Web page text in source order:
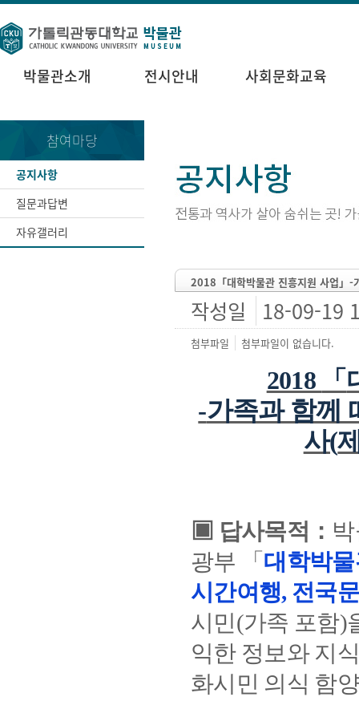
박물관소개 전시안내 사회문화교육
참여마당
공지사항
질문과답변
자유갤러리
2018「대학박물관 진흥지원 사업」-
작성일 18-09-19
첨부파일 첨부파일이 없습니다.
2018 「
-가족과 함께
사(
▣ 답사목적 ：
광부
「 대학박
시간여행, 전국
시민(가족 포함)
익한 정보와 지
화시민 의식 함